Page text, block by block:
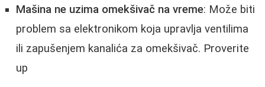
Mašina ne uzima omekšivač na vreme: Može biti
problem sa elektronikom koja upravlja ventilima
ili zapušenjem kanalića za omekšivač. Proverite
up